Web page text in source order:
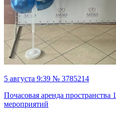
5 августа 9:39 № 3785214
Почасовая аренда пространства
мероприятий